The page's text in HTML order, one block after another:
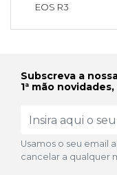
EOS R3
Subscreva a
1ª mão
Usamos o seu email
cancelar a qualquer